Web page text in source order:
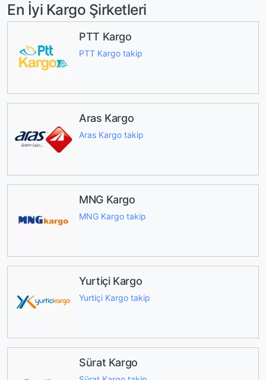
En İyi Kargo Şirketleri
PTT Kargo
PTT Kargo takip
Aras Kargo
Aras Kargo takip
MNG Kargo
MNG Kargo takip
Yurtiçi Kargo
Yurtiçi Kargo takip
Sürat Kargo